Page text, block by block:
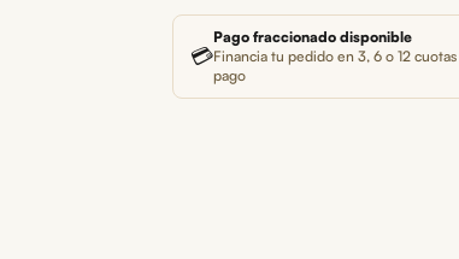
💳
Pago fraccionado disponible
Financia tu pedido en 3, 6 o 12
pago